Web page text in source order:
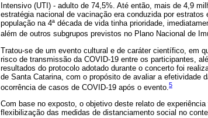
Intensivo (UTI) - adulto de 74,5%. Até então, mais de 4,9
estratégia nacional de vacinação era conduzida por
população na 4ª década de vida tinha prioridade,
além de outros subgrupos previstos no Plano Nacional de
Tratou-se de um evento cultural e de caráter científico, em
risco de transmissão da COVID-19 entre os participantes,
resultados do protocolo adotado durante o concerto foi
de Santa Catarina, com o propósito de avaliar a efetividade
ocorrência de casos de COVID-19 após o evento.5
Com base no exposto, o objetivo deste relato de
flexibilização das medidas de distanciamento social no